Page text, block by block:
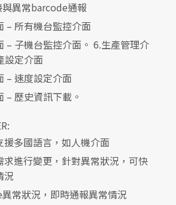
異常barcode通報
– 所有機台監控介面
– 子機台監控介面。 6.生產管理介
設定介面
– 速度設定介面
– 歷史資訊下載。
援多國語言，如人機介面
求進行變更，針對異常狀況，可快
況
常狀況，即時通報異常情況